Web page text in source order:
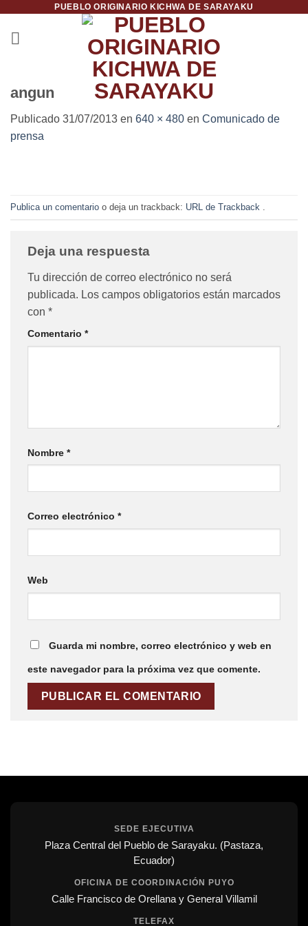
contenido
PUEBLO ORIGINARIO KICHWA DE SARAYAKU
angun
Publicado 31/07/2013 en 640 × 480 en Comunicado de
prensa
Publica un comentario o deja un trackback: URL de Trackback
Deja una respuesta
Tu dirección de correo electrónico no será
publicada. Los campos obligatorios están marcados
con *
Comentario *
Nombre *
Correo electrónico *
Web
Guarda mi nombre, correo electrónico y web en
este navegador para la próxima vez que comente.
SEDE EJECUTIVA
Plaza Central del Pueblo de Sarayaku. (Pastaza,
Ecuador)
OFICINA DE COORDINACIÓN PUYO
Calle Francisco de Orellana y General Villamil
TELEFAX